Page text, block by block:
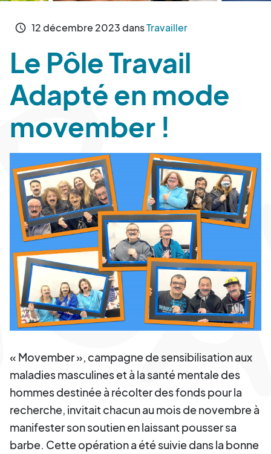
schedule 12décembre 2023dansTravailler
Le Pôle Travail
Adapté en mode
movember !
« Movember », campagne de sensibilisation aux
maladies masculines et à la santé mentale des
hommes destinée à récolter des fonds pour la
recherche, invitait chacun au mois de novembre à
manifester son soutien en laissant pousser sa
barbe. Cette opération a été suivie dans la bonne